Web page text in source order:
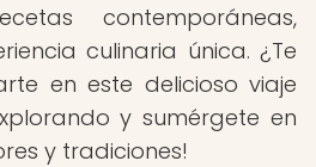
contemporáneas,
culinaria única. ¿Te
en este delicioso viaje
y sumérgete en
y tradiciones!